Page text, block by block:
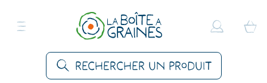
Rechercher un produit